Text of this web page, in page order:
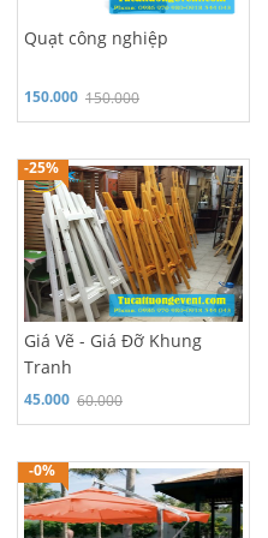
Quạt công nghiệp
150.000
150.000
Hỗ trợ 24/7: 0986 970 980
-25%
Giá Vẽ - Giá Đỡ Khung
Tranh
60.000
45.000
Hỗ trợ 24/7: 0986 970 980
-0%